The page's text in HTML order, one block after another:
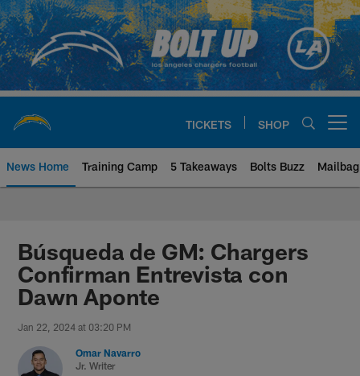
Skip
to
main
content
TICKETS SHOP
News Home Training Camp 5 Takeaways Bolts Buzz Mailbag
Chargers Official Site | Los
Búsqueda de GM: Chargers
Confirman Entrevista con
Dawn Aponte
Jan 22, 2024 at 03:20 PM
Omar Navarro
Jr. Writer